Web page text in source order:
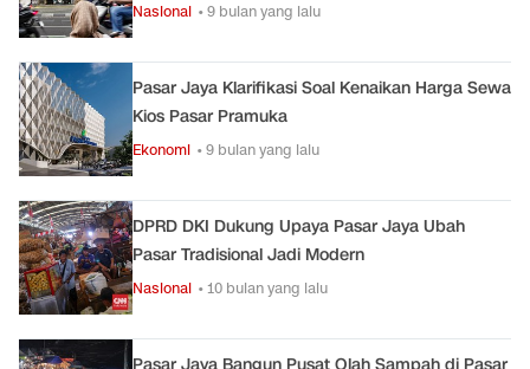
Nasional • 9 bulan yang lalu
Pasar Jaya Klarifikasi Soal Kenaikan Harga Sewa
Kios Pasar Pramuka
Ekonomi • 9 bulan yang lalu
DPRD DKI Dukung Upaya Pasar Jaya Ubah
Pasar Tradisional Jadi Modern
Nasional • 10 bulan yang lalu